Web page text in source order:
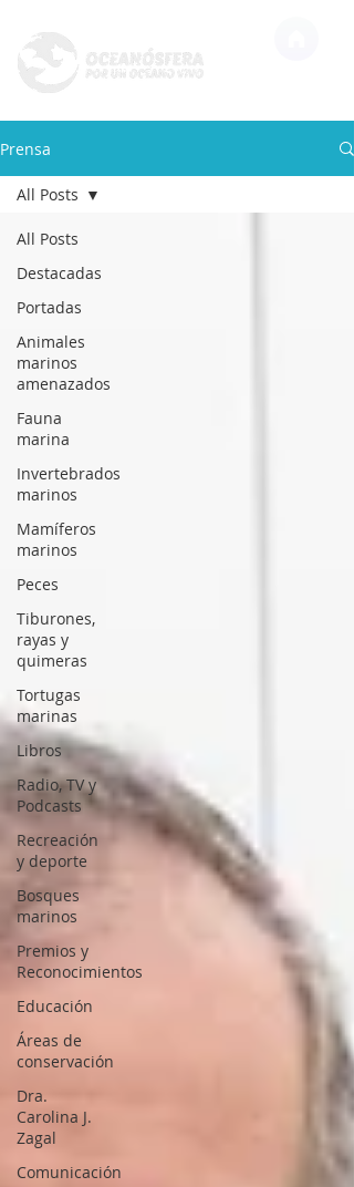
Prensa
All Posts
Destacadas
Portadas
Animales
marinos
amenazados
Fauna
marina
Invertebrados
marinos
Mamíferos
marinos
Peces
Tiburones,
rayas y
quimeras
Tortugas
marinas
Libros
Radio, TV y
Podcasts
Recreación
y deporte
Bosques
marinos
Premios y
Reconocimientos
Educación
Áreas de
conservación
Dra.
Carolina J.
Zagal
Comunicación
All Posts